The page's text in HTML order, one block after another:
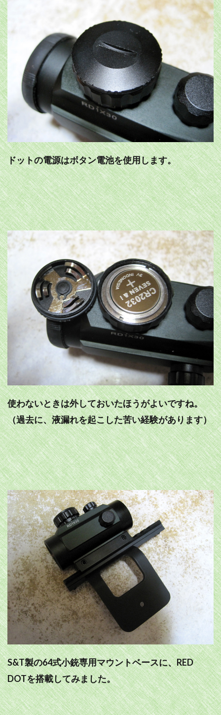
ドットの電源はボタン電池を使用します。
使わないときは外しておいたほうがよいですね。
（過去に、液漏れを起こした苦い経験があります）
S&T製の64式小銃専用マウントベースに、RED
DOTを搭載してみました。